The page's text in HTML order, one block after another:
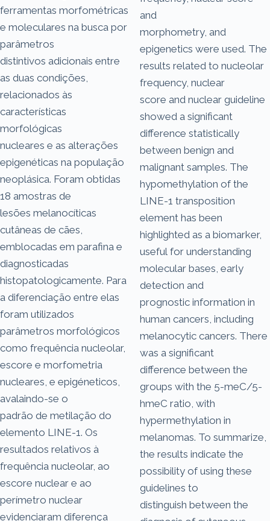
ferramentas morfométricas
e moleculares na busca por
parâmetros
distintivos adicionais entre
as duas condições,
relacionados às
características
morfológicas
nucleares e as alterações
epigenéticas na população
neoplásica. Foram obtidas
18 amostras de
lesões melanocíticas
cutâneas de cães,
emblocadas em parafina e
diagnosticadas
histopatologicamente. Para
a diferenciação entre elas
foram utilizados
parâmetros morfológicos
como frequência nucleolar,
escore e morfometria
nucleares, e epigéneticos,
avalaindo-se o
padrão de metilação do
elemento LINE-1. Os
resultados relativos à
frequência nucleolar, ao
escore nuclear e ao
perímetro nuclear
evidenciaram diferença
and
morphometry, and
epigenetics were used. The
results related to nucleolar
frequency, nuclear
score and nuclear guideline
showed a significant
difference statistically
between benign and
malignant samples. The
hypomethylation of the
LINE-1 transposition
element has been
highlighted as a biomarker,
useful for understanding
molecular bases, early
detection and
prognostic information in
human cancers, including
melanocytic cancers. There
was a significant
difference between the
groups with the 5-meC/5-
hmeC ratio, with
hypermethylation in
melanomas. To summarize,
the results indicate the
possibility of using these
guidelines to
distinguish between the